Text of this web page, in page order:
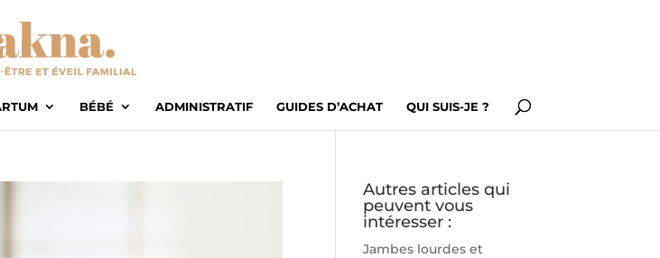
BÉBÉ ADMINISTRATIF GUIDES D’ACHAT QUI SUIS-JE ?
Autres articles qui
peuvent vous
intéresser :
Jambes lourdes et